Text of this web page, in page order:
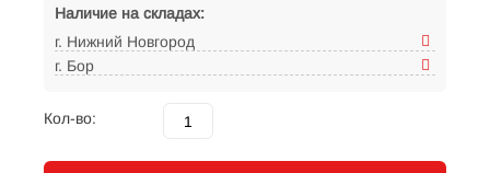
Наличие на складах:
г. Нижний Новгород
г. Бор
Кол-во: